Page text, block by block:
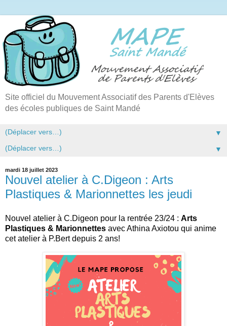
Site officiel du Mouvement Associatif des Parents d'Elèves
des écoles publiques de Saint Mandé
▼
▼
mardi 18 juillet 2023
Nouvel atelier à C.Digeon : Arts
Plastiques & Marionnettes les jeudi
Nouvel atelier à C.Digeon pour la rentrée 23/24 : Arts
Plastiques & Marionnettes avec Athina Axiotou qui anime
cet atelier à P.Bert depuis 2 ans!